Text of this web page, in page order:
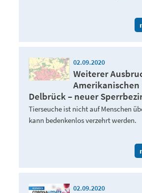
02.09.2020
Weiterer
Delbrück – neuer
Tierseuche ist nicht auf Menschen
kann bedenkenlos verzehrt werden.
02.09.2020